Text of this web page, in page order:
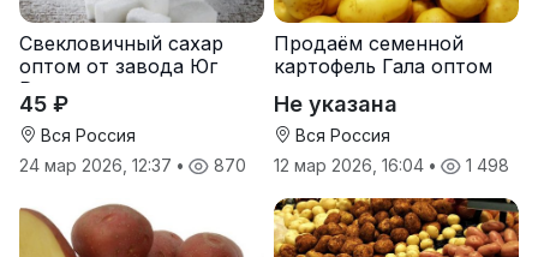
Свекловичный сахар
оптом от завода Юг
Руси
45 ₽
Вся Россия
24 мар 2026, 12:37 • 870
Продаём семенной
картофель Гала оптом
Не указана
Вся Россия
12 мар 2026, 16:04 • 1 498